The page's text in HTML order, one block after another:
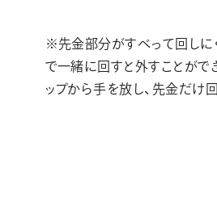
※先金部分がすべって回しに
で一緒に回すと外すことがで
ップから手を放し、先金だけ